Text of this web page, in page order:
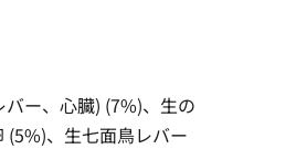
ー、心臓) (7%)、生の
(5%)、生七面鳥レバー